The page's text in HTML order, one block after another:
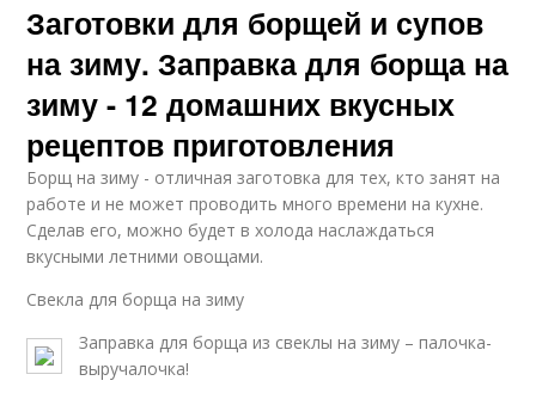
Заготовки для борщей и супов
на зиму. Заправка для борща на
зиму - 12 домашних вкусных
рецептов приготовления
Борщ на зиму - отличная заготовка для тех, кто занят на
работе и не может проводить много времени на кухне.
Сделав его, можно будет в холода наслаждаться
вкусными летними овощами.
Свекла для борща на зиму
Заправка для борща из свеклы на зиму – палочка-
выручалочка!